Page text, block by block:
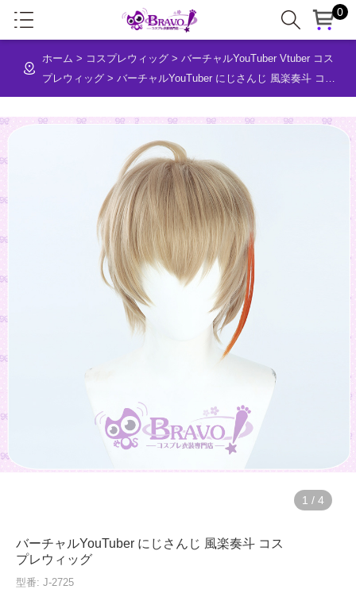
0
ホーム > コスプレウィッグ > バーチャルYouTuber Vtuber コス
プレウィッグ > バーチャルYouTuber にじさんじ 風楽奏斗 コス
プレウィッグ
1 / 4
バーチャルYouTuber にじさんじ 風楽奏斗 コス
プレウィッグ
型番: J-2725